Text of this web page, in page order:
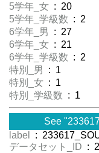
5学年_女 : 20
5学年_学級数 : 2
6学年_男
: 27
6学年_女 : 21
6学年_学級数 : 2
特別_男
: 1
特別_女 : 1
特別_学級数 : 1
See
label
:
データセット_ID :